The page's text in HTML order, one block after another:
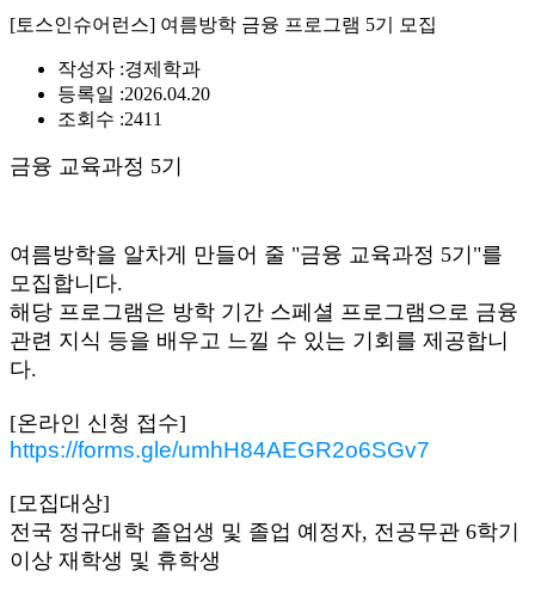
[토스인슈어런스] 여름방학 금융 프로그램 5기 모집
작성자 :경제학과
등록일 :2026.04.20
조회수 :2411
금융 교육과정 5기
여름방학을 알차게 만들어 줄 "금융 교육과정 5기"를
모집합니다.
해당 프로그램은 방학 기간 스페셜 프로그램으로 금융
관련 지식 등을 배우고 느낄 수 있는 기회를 제공합니
다.
[온라인 신청 접수]
https://forms.gle/umhH84AEGR2o6SGv7
[모집대상]
전국 정규대학 졸업생 및 졸업 예정자, 전공무관 6학기
이상 재학생 및 휴학생